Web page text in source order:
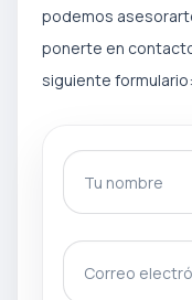
podemos
ponerte en
siguiente formulario:
Tu nombre
Correo